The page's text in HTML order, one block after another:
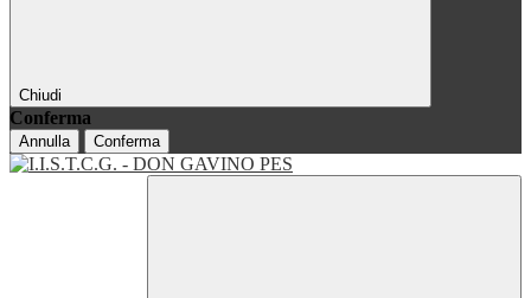
Chiudi
Conferma
Annulla Conferma